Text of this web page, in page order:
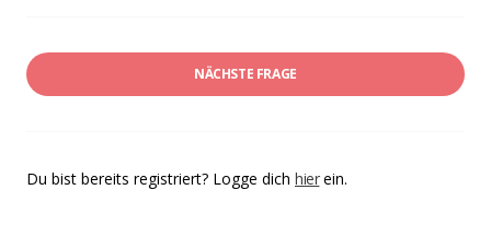
NÄCHSTE FRAGE
Du bist bereits registriert? Logge dich hierein.